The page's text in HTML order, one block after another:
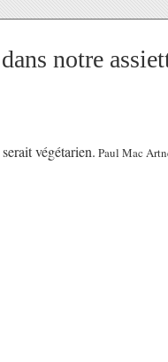
notre
végétarien. Paul Mac